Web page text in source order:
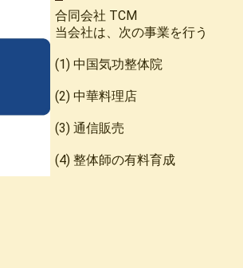
合同会社 TCM
当会社は、次の事業を行う
(1) 中国気功整体院
(2) 中華料理店
(3) 通信販売
(4) 整体師の有料育成